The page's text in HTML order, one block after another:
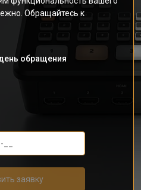
Обращайтесь к
обращения
заявку